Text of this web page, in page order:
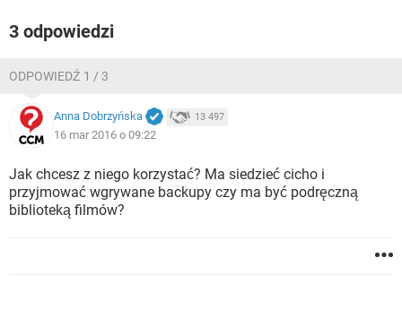
3 odpowiedzi
ODPOWIEDŹ 1 / 3
Anna Dobrzyńska 13 497
16 mar 2016 o 09:22
Jak chcesz z niego korzystać? Ma siedzieć cicho i
przyjmować wgrywane backupy czy ma być podręczną
biblioteką filmów?